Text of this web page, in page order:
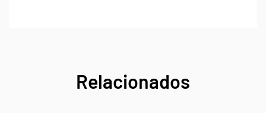
Relacionados